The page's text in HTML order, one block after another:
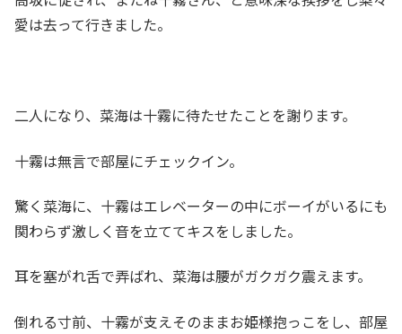
愛は去って行きました。
二人になり、菜海は十霧に待たせたことを謝ります。
十霧は無言で部屋にチェックイン。
驚く菜海に、十霧はエレベーターの中にボーイがいるにも
関わらず激しく音を立ててキスをしました。
耳を塞がれ舌で弄ばれ、菜海は腰がガクガク震えます。
倒れる寸前、十霧が支えそのままお姫様抱っこをし、部屋